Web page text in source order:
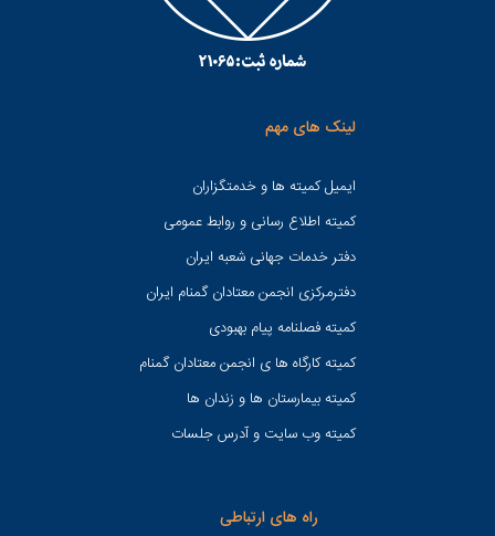
لینک های مهم
ایمیل کمیته ها و خدمتگزاران
کميته اطلاع رسانی و روابط عمومی
دفتر خدمات جهانی شعبه ايران
دفترمرکزی انجمن معتادان گمنام ایران
کمیته فصلنامه پیام بهبودی
کمیته کارگاه ها ی انجمن معتادان گمنام
کمیته بیمارستان ها و زندان ها
کمیته وب سایت و آدرس جلسات
راه های ارتباطی